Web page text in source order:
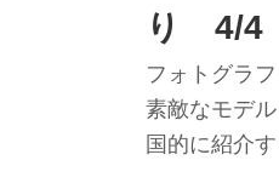
り 4/4
フォトグラ
素敵なモデ
国的に紹介